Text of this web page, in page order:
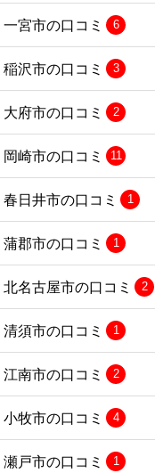
一宮市の口コミ 6
稲沢市の口コミ 3
大府市の口コミ 2
岡崎市の口コミ 11
春日井市の口コミ 1
蒲郡市の口コミ 1
北名古屋市の口コミ 2
清須市の口コミ 1
江南市の口コミ 2
小牧市の口コミ 4
瀬戸市の口コミ 1